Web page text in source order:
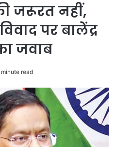
जरूरत नहीं,
पर बालेंद्र
जवाब
minute read